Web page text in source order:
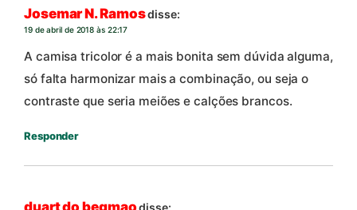
Josemar N. Ramosdisse:
19 de abril de 2018 às 22:17
A camisa tricolor é a mais bonita sem dúvida alguma,
só falta harmonizar mais a combinação, ou seja o
contraste que seria meiões e calções brancos.
Responder
duart do beqmao disse: